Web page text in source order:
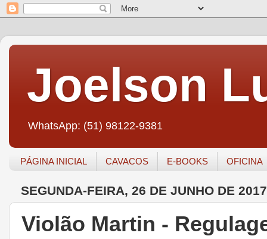
Joelson
WhatsApp: (51) 98122-9381
PÁGINA INICIAL CAVACOS E-BOOKS OFICINA
SEGUNDA-FEIRA, 26 DE JUNHO DE 2017
Violão Martin -